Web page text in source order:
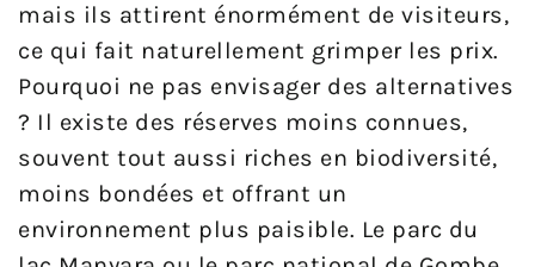
mais ils attirent énormément de visiteurs,
ce qui fait naturellement grimper les prix.
Pourquoi ne pas envisager des alternatives
? Il existe des réserves moins connues,
souvent tout aussi riches en biodiversité,
moins bondées et offrant un
environnement plus paisible. Le parc du